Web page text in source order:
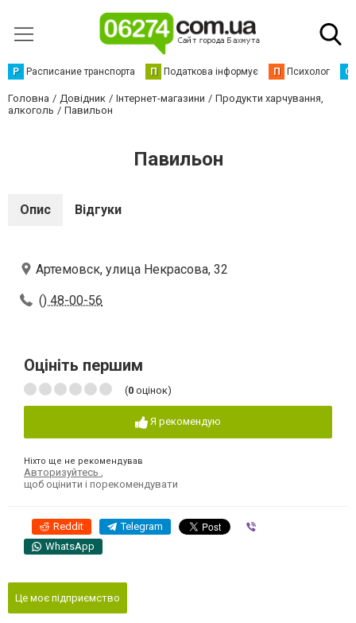
Р Расписание транспорта П Податкова інформує П Психолог С
Головна Довідник Інтернет-магазини
Продукти харчування,
алкоголь
Павильон
Павильон
Опис Відгуки
Артемовск, улица Некрасова, 32
() 48-00-56
Оцініть першим
(0 оцінок)
Я рекомендую
Ніхто ще не рекомендував
Авторизуйтесь
щоб оцінити і порекомендувати
Reddit Telegram
WhatsApp
Це моє підприємство